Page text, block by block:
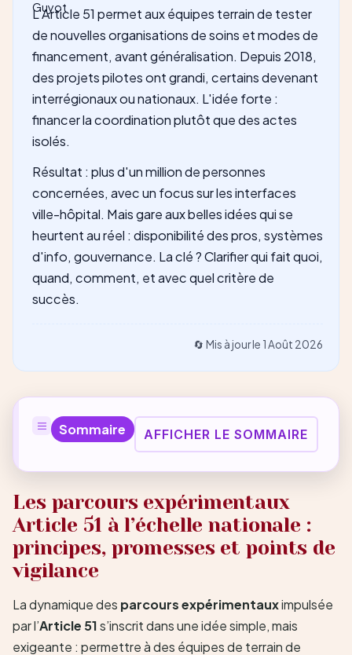
L'Article 51 permet aux équipes terrain de tester
de nouvelles organisations de soins et modes de
financement, avant généralisation. Depuis 2018,
des projets pilotes ont grandi, certains devenant
interrégionaux ou nationaux. L'idée forte :
financer la coordination plutôt que des actes
isolés.
Résultat : plus d'un million de personnes
concernées, avec un focus sur les interfaces
ville-hôpital. Mais gare aux belles idées qui se
heurtent au réel : disponibilité des pros, systèmes
d'info, gouvernance. La clé ? Clarifier qui fait quoi,
quand, comment, et avec quel critère de
succès.
🔄 Mis à jour le 1 Août 2026
Sommaire AFFICHER LE SOMMAIRE
Les parcours expérimentaux
Article 51 à l’échelle nationale :
principes, promesses et points de
vigilance
La dynamique des parcours expérimentauximpulsée
par l’Article 51s’inscrit dans une idée simple, mais
exigeante : permettre à des équipes de terrain de